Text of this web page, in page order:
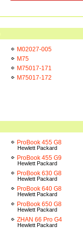
M02027-005
M75
M75017-171
M75017-172
ProBook 455 G8
Hewlett Packard
ProBook 455 G9
Hewlett Packard
ProBook 630 G8
Hewlett Packard
ProBook 640 G8
Hewlett Packard
ProBook 650 G8
Hewlett Packard
ZHAN 66 Pro G4
Hewlett Packard